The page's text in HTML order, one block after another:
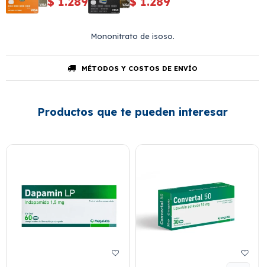
Mononitrato de isoso.
MÉTODOS Y COSTOS DE ENVÍO
Productos que te pueden interesar